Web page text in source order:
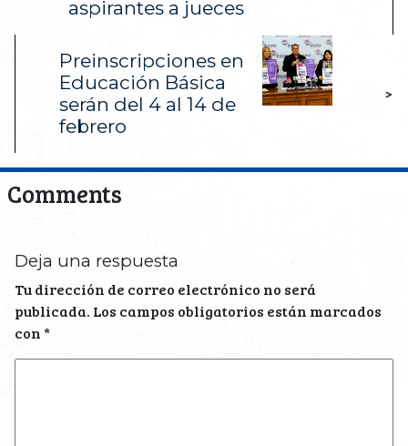
aspirantes a jueces
Preinscripciones en
Educación Básica
serán del 4 al 14 de
febrero
>
Comments
Deja una respuesta
Tu dirección de correo electrónico no será
publicada. Los campos obligatorios están marcados
con*